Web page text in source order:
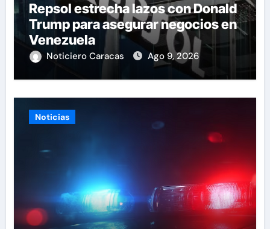
Repsol estrecha lazos con Donald
Trump para asegurar negocios en
Venezuela
Noticiero Caracas Ago 9, 2026
Noticias